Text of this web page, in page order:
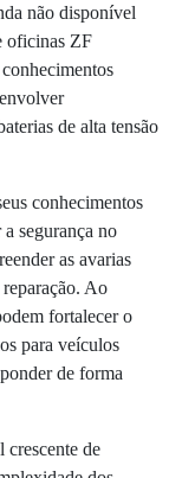
não disponível
oficinas ZF
de alta tensão
conhecimentos
segurança no
as avarias
reparação. Ao
fortalecer o
para veículos
de forma
de